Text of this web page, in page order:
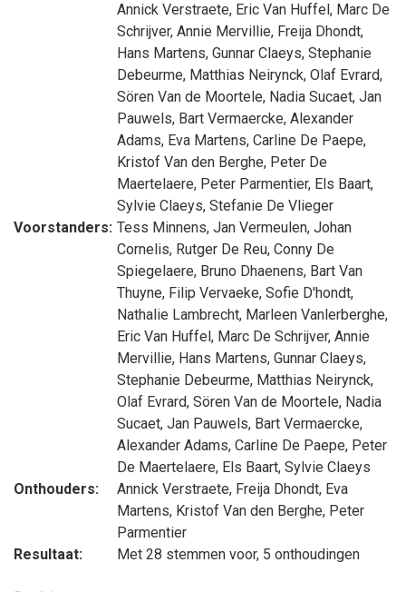
Annick Verstraete, Eric Van Huffel, Marc De
Schrijver, Annie Mervillie, Freija Dhondt,
Hans Martens, Gunnar Claeys, Stephanie
Debeurme, Matthias Neirynck, Olaf Evrard,
Sören Van de Moortele, Nadia Sucaet, Jan
Pauwels, Bart Vermaercke, Alexander
Adams, Eva Martens, Carline De Paepe,
Kristof Van den Berghe, Peter De
Maertelaere, Peter Parmentier, Els Baart,
Sylvie Claeys, Stefanie De Vlieger
Voorstanders: Tess Minnens, Jan Vermeulen, Johan
Cornelis, Rutger De Reu, Conny De
Spiegelaere, Bruno Dhaenens, Bart Van
Thuyne, Filip Vervaeke, Sofie D'hondt,
Nathalie Lambrecht, Marleen Vanlerberghe,
Eric Van Huffel, Marc De Schrijver, Annie
Mervillie, Hans Martens, Gunnar Claeys,
Stephanie Debeurme, Matthias Neirynck,
Olaf Evrard, Sören Van de Moortele, Nadia
Sucaet, Jan Pauwels, Bart Vermaercke,
Alexander Adams, Carline De Paepe, Peter
De Maertelaere, Els Baart, Sylvie Claeys
Onthouders:
Annick Verstraete, Freija Dhondt, Eva
Martens, Kristof Van den Berghe, Peter
Parmentier
Resultaat:
Met 28 stemmen voor, 5 onthoudingen